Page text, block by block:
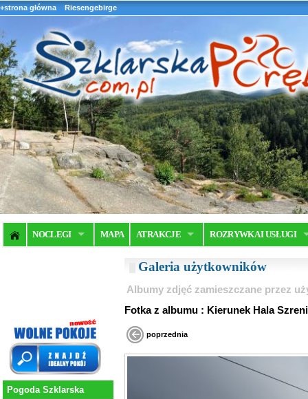
+strona główna Riesengebirge
NOCLEGI MAPA ATRAKCJE ROZRYWKA I USŁUGI
Pogoda Szklarska
Galeria użytkowników
Albumy zdjęć zamieszczane przez
Fotka z albumu : Kierunek Hala
poprzednia